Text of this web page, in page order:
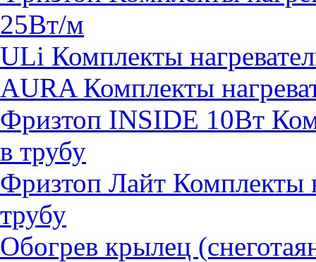
25Вт/м
ULi Комплекты
AURA Комплекты
Фризтоп INSIDE 10Вт
в трубу
Фризтоп Лайт Комплекты
трубу
Обогрев крылец